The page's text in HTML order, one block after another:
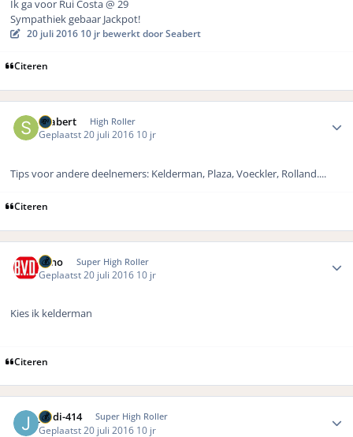
Ik ga voor Rui Costa@ 29
Sympathiek gebaar Jackpot!
20 juli 2016 10 jr bewerkt door Seabert
Citeren
Seabert High Roller
Geplaatst 20 juli 2016 10 jr
Tips voor andere deelnemers: Kelderman, Plaza, Voeckler, Rolland....
Citeren
Reno Super High Roller
Geplaatst 20 juli 2016 10 jr
Kies ik kelderman
Citeren
jordi-414 Super High Roller
Geplaatst 20 juli 2016 10 jr